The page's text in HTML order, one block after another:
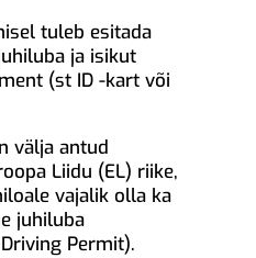
tuleb esitada
ja isikut
(st ID -kart või
välja antud
Liidu (EL) riike,
vajalik olla ka
juhiluba
Permit).